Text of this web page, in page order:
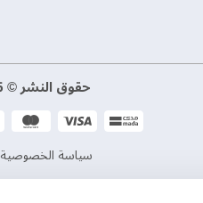
حقوق النشر © 2026 دهانات الجزيرة
سياسة الخصوصية